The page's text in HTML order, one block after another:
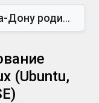
Виктора Михайло...
(Ubuntu,